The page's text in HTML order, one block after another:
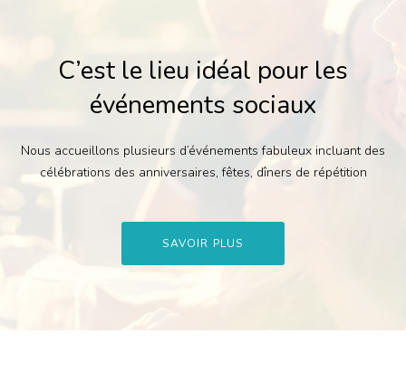
C’est le lieu idéal pour les
événements sociaux
Nous accueillons plusieurs d’événements fabuleux incluant des
célébrations des anniversaires, fêtes, dîners de répétition
SAVOIR PLUS